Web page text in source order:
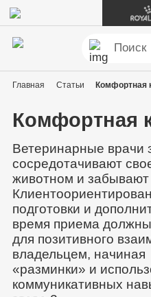
Главная Статьи Комфортная
Комфортная
Ветеринарные врачи
сосредотачивают
животном и
подготовки и
время приема
для позитивного
владельцем,
«разминки» и
коммуникативных